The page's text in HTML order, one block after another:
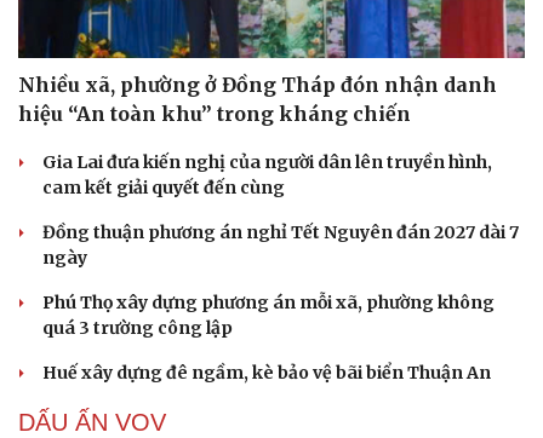
Cải chính
Nhiều xã, phường ở Đồng Tháp đón nhận danh
hiệu “An toàn khu” trong kháng chiến
Gia Lai đưa kiến nghị của người dân lên truyền hình,
cam kết giải quyết đến cùng
Đồng thuận phương án nghỉ Tết Nguyên đán 2027 dài 7
ngày
Phú Thọ xây dựng phương án mỗi xã, phường không
quá 3 trường công lập
Huế xây dựng đê ngầm, kè bảo vệ bãi biển Thuận An
DẤU ẤN VOV